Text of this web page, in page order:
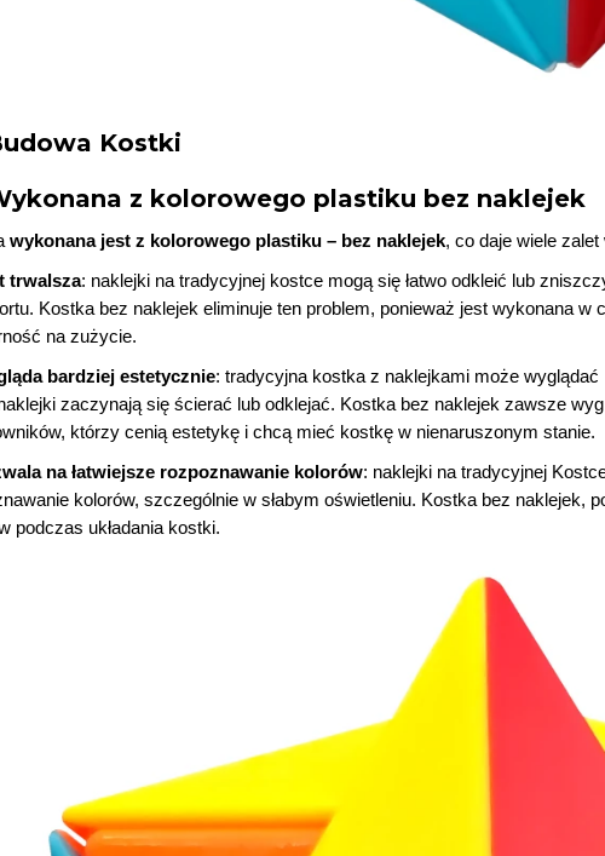
Kostki
z kolorowego plastiku bez naklejek
wykonana jest z kolorowego plastiku – bez naklejek, co daje wiele
trwalsza: naklejki na tradycyjnej kostce mogą się łatwo odkleić lub
Kostka bez naklejek eliminuje ten problem, ponieważ jest wykonana w
na zużycie.
bardziej estetycznie: tradycyjna kostka z naklejkami może
zaczynają się ścierać lub odklejać. Kostka bez naklejek zawsze
którzy cenią estetykę i chcą mieć kostkę w nienaruszonym stanie.
na łatwiejsze rozpoznawanie kolorów: naklejki na tradycyjnej
kolorów, szczególnie w słabym oświetleniu. Kostka bez naklejek,
podczas układania kostki.